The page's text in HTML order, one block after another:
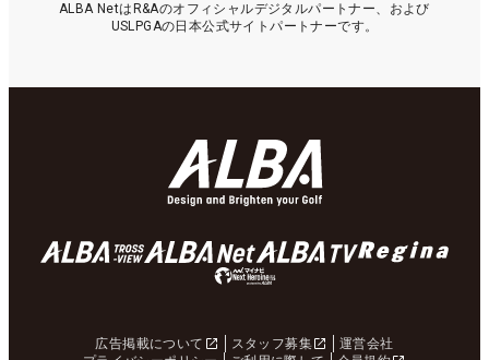
ALBA NetはR&Aのオフィシャルデジタルパートナー、および
USLPGAの日本公式サイトパートナーです。
広告掲載について スタッフ募集
運営会社